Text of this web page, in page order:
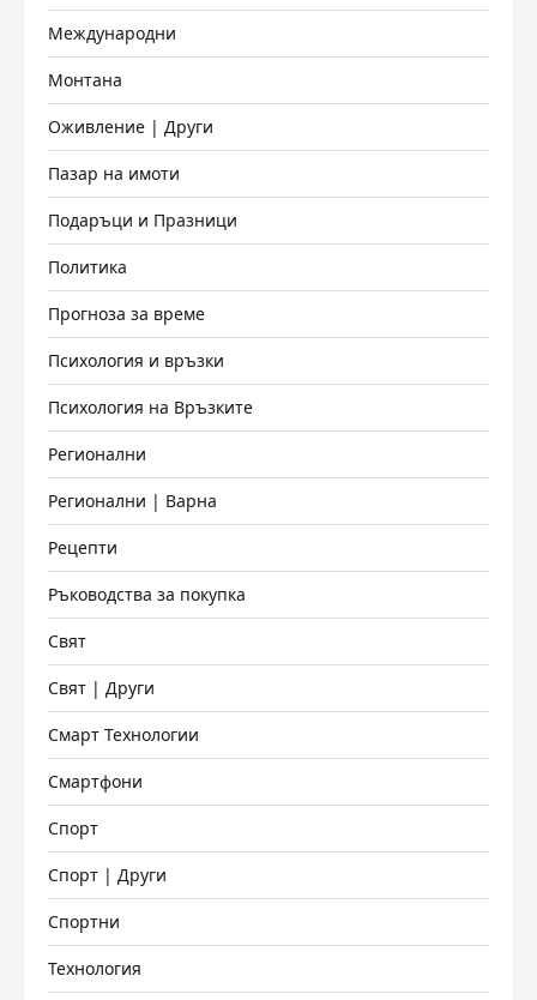
Международни
Монтана
Оживление | Други
Пазар на имоти
Подаръци и Празници
Политика
Прогноза за време
Психология и връзки
Психология на Връзките
Регионални
Регионални | Варна
Рецепти
Ръководства за покупка
Свят
Свят | Други
Смарт Технологии
Смартфони
Спорт
Спорт | Други
Спортни
Технология